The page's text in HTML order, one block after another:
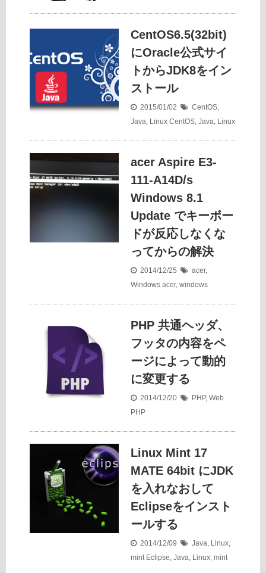
CentOS6.5(32bit)
にOracle公式サイ
トからJDK8をイン
ストール
2015/01/02 CentOS,
Java, Linux CentOS, Java, Linux
acer Aspire E3-
111-A14D/s
Windows 8.1
Update でキーボー
ドが反応しなくな
ってからの解決
2014/12/25 acer,
Windows acer, windows
PHP 共通ヘッダ、
フッタの内容をペ
ージによって動的
に変更する
2014/12/20 PHP, Web
PHP
Linux Mint 17
MATE 64bit にJDK
を入れなおして
Eclipseをインスト
ールする
2014/12/09 Java, Linux,
mint Eclipse, Java, Linux, mint